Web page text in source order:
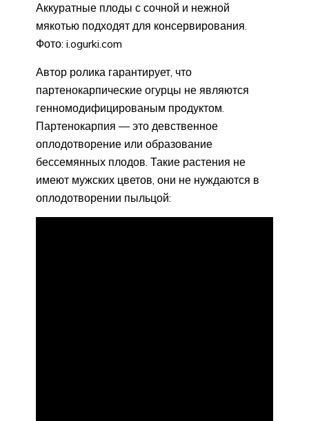
Аккуратные плоды с сочной и нежной
мякотью подходят для консервирования.
Фото: i.ogurki.com
Автор ролика гарантирует, что
партенокарпические огурцы не являются
генномодифицированым продуктом.
Партенокарпия — это девственное
оплодотворение или образование
бессемянных плодов. Такие растения не
имеют мужских цветов, они не нуждаются в
оплодотворении пыльцой: